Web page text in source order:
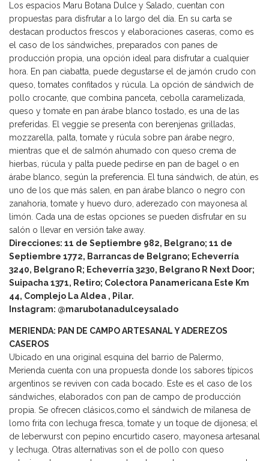
Los espacios Maru Botana Dulce y Salado, cuentan con
propuestas para disfrutar a lo largo del día. En su carta se
destacan productos frescos y elaboraciones caseras, como es
el caso de los sándwiches, preparados con panes de
producción propia, una opción ideal para disfrutar a cualquier
hora. En pan ciabatta, puede degustarse el de jamón crudo con
queso, tomates confitados y rúcula. La opción de sándwich de
pollo crocante, que combina panceta, cebolla caramelizada,
queso y tomate en pan árabe blanco tostado, es una de las
preferidas. El veggie se presenta con berenjenas grilladas,
mozzarella, palta, tomate y rúcula sobre pan árabe negro,
mientras que el de salmón ahumado con queso crema de
hierbas, rúcula y palta puede pedirse en pan de bagel o en
árabe blanco, según la preferencia. El tuna sándwich, de atún, es
uno de los que más salen, en pan árabe blanco o negro con
zanahoria, tomate y huevo duro, aderezado con mayonesa al
limón. Cada una de estas opciones se pueden disfrutar en su
salón o llevar en versión take away.
Direcciones: 11 de Septiembre 982, Belgrano; 11 de
Septiembre 1772, Barrancas de Belgrano; Echeverría
3240, Belgrano R; Echeverría 3230, Belgrano R Next Door;
Suipacha 1371, Retiro; Colectora Panamericana Este Km
44, Complejo La Aldea , Pilar.
Instagram: @marubotanadulceysalado
MERIENDA: PAN DE CAMPO ARTESANAL Y ADEREZOS
CASEROS
Ubicado en una original esquina del barrio de Palermo,
Merienda cuenta con una propuesta donde los sabores típicos
argentinos se reviven con cada bocado. Este es el caso de los
sándwiches, elaborados con pan de campo de producción
propia. Se ofrecen clásicos,como el sándwich de milanesa de
lomo frita con lechuga fresca, tomate y un toque de dijonesa; el
de leberwurst con pepino encurtido casero, mayonesa artesanal
y lechuga. Otras alternativas son el de pollo con queso